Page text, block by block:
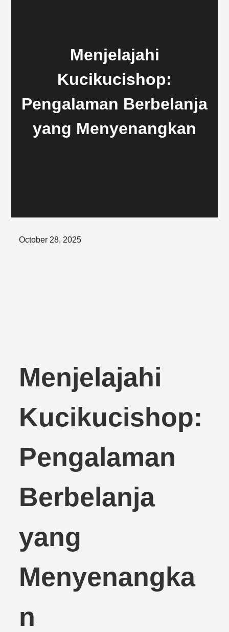
Menjelajahi
Kucikucishop:
Pengalaman Berbelanja
yang Menyenangkan
Posted
October 28, 2025
Menjelajahi
Kucikucishop:
Pengalaman
Berbelanja
yang
Menyenangka
n